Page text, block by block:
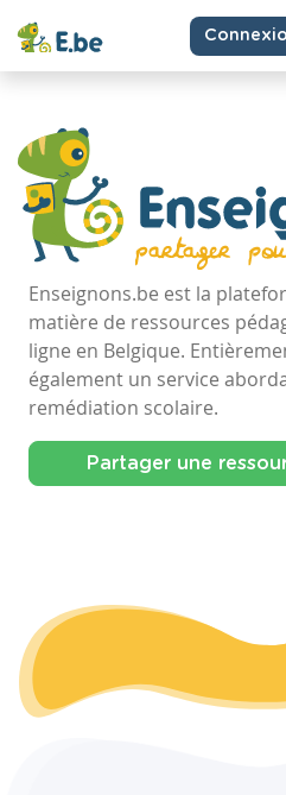
Enseignons.be est la
matière de ressources
ligne en Belgique.
également un service
remédiation scolaire.
Partager une